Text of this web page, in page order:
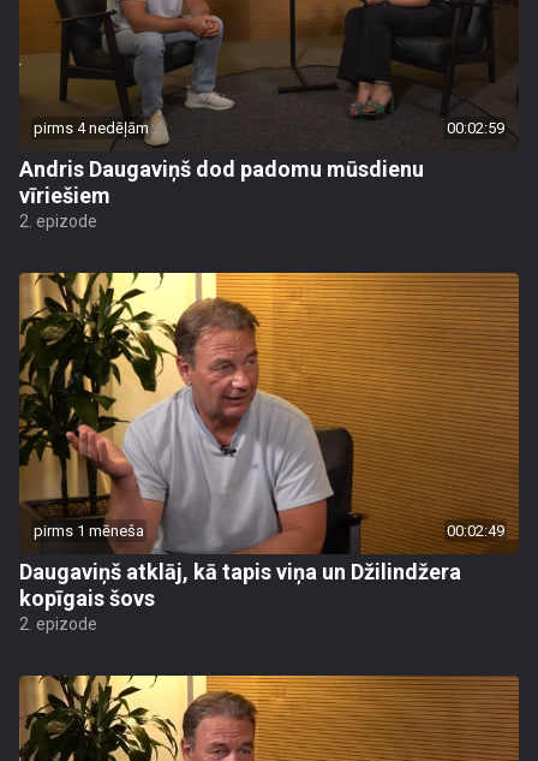
pirms 4 nedēļām 00:02:59
Andris Daugaviņš dod padomu mūsdienu
vīriešiem
2. epizode
pirms 1 mēneša 00:02:49
Daugaviņš atklāj, kā tapis viņa un Džilindžera
kopīgais šovs
2. epizode